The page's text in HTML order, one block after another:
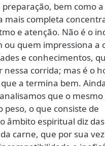
preparação, bem como
mais completa
e atenção. Não é o
ou quem impressiona a
e conhecimentos,
nessa corrida; mas é o
a termina bem.
que o mesmo
peso, o que consiste de
âmbito espiritual diz das
carne, que por sua